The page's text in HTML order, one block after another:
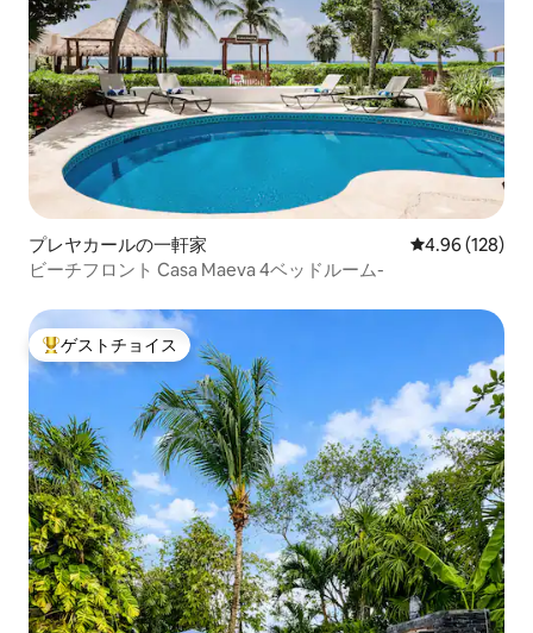
プレヤカールの一軒家 レビュー128
4.96 (128)
ビーチフロント Casa Maeva 4ベッドルーム-
大好評のゲストチョイスです。
ゲストチョイス